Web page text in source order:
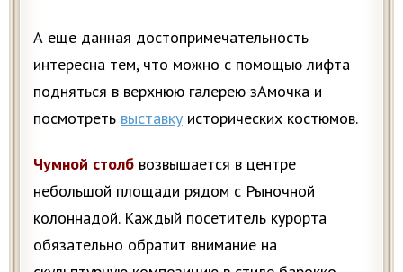
А еще данная достопримечательность
интересна тем, что можно с помощью лифта
подняться в верхнюю галерею зАмочка и
посмотреть выставку исторических костюмов.
Чумной столб возвышается в центре
небольшой площади рядом с Рыночной
колоннадой. Каждый посетитель курорта
обязательно обратит внимание на